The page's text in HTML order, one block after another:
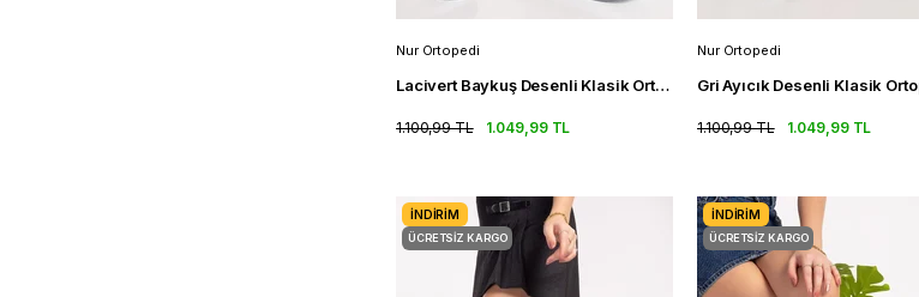
Nur Ortopedi
Lacivert Baykuş Desenli Klasik Ortopedik Sabo Terlik Doktor Terlik
1.049,99 TL
1.100,99 TL
Nur Ortopedi
1.049,99 TL
1.100,99 TL
İNDIRIM
ÜCRETSIZ KARGO
İNDIRIM
ÜCRETSIZ KARGO